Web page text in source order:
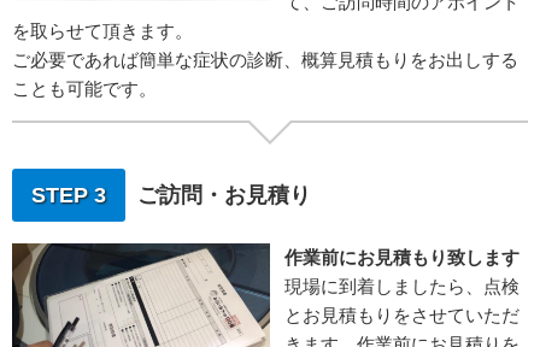
を取らせて頂きます。
ご必要であれば簡単な症状の診断、概算見積もりをお出しする
ことも可能です。
STEP 3 ご訪問・お見積り
作業前にお見積もり致します
現場に到着しましたら、点検
とお見積もりをさせていただ